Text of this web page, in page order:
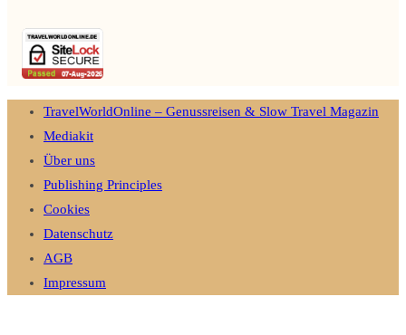
TravelWorldOnline – Genussreisen & Slow Travel Magazin
Mediakit
Über uns
Publishing Principles
Cookies
Datenschutz
AGB
Impressum